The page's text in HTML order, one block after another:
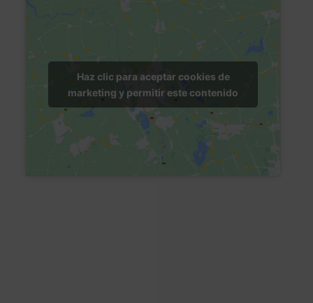
Haz clic para aceptar cookies de
marketing y permitir este contenido